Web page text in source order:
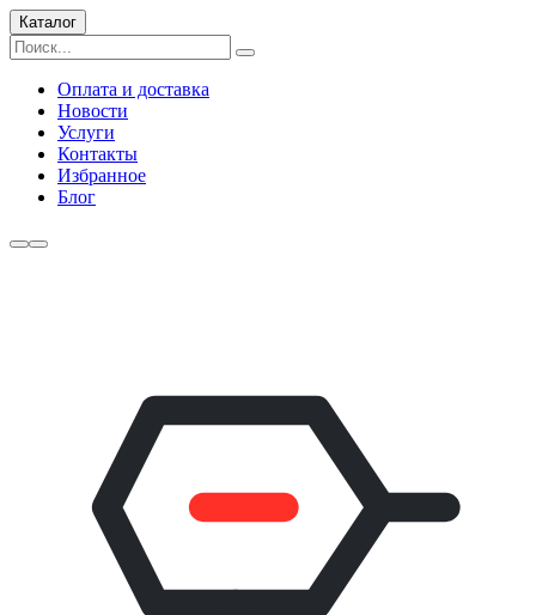
Каталог
Оплата и доставка
Новости
Услуги
Контакты
Избранное
Блог